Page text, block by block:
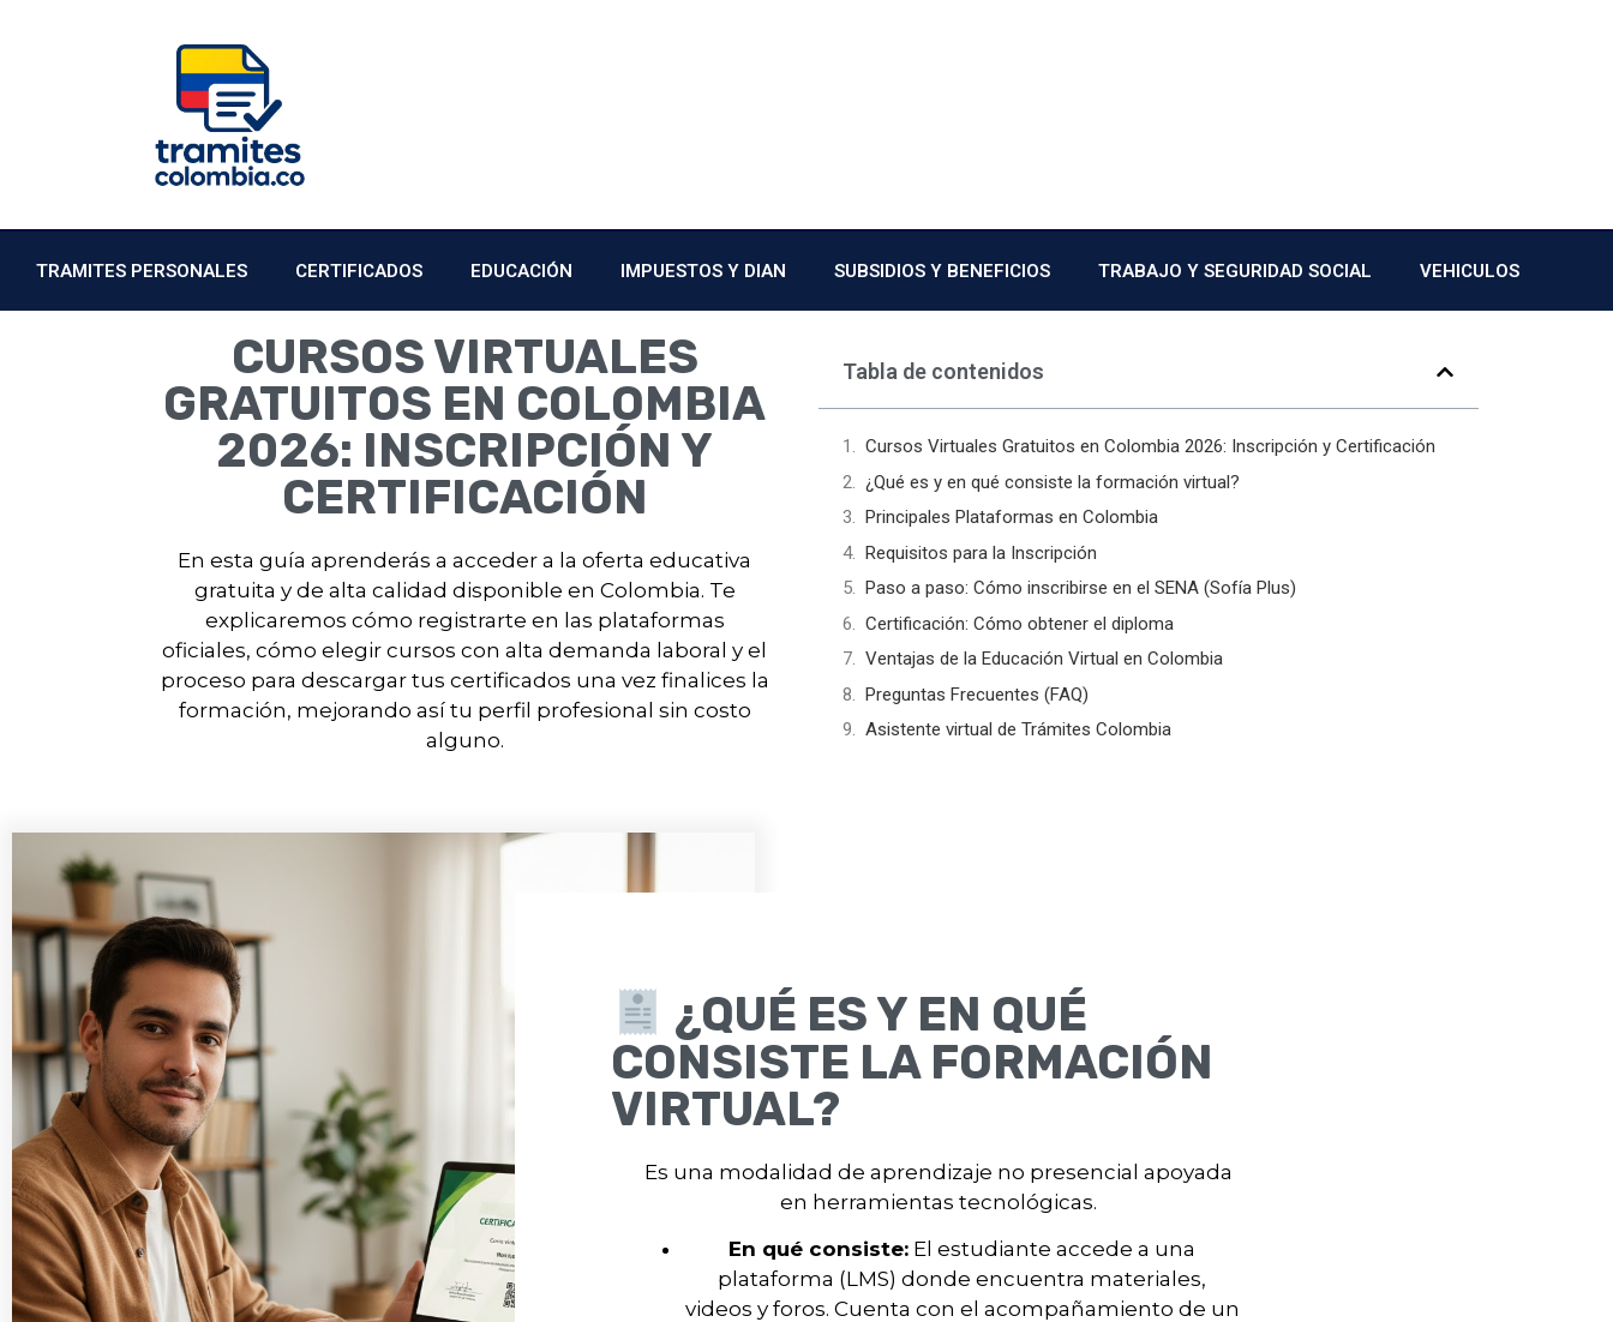
TRAMITES PERSONALES CERTIFICADOS EDUCACIÓN IMPUESTOS Y DIAN SUBSIDIOS Y BENEFICIOS TRABAJO Y SEGURIDAD SOCIAL VEHICULOS
CURSOS VIRTUALES
GRATUITOS EN COLOMBIA
2026: INSCRIPCIÓN Y
CERTIFICACIÓN
En esta guía aprenderás a acceder a la oferta educativa
gratuita y de alta calidad disponible en Colombia. Te
explicaremos cómo registrarte en las plataformas
oficiales, cómo elegir cursos con alta demanda laboral y el
proceso para descargar tus certificados una vez finalices la
formación, mejorando así tu perfil profesional sin costo
alguno.
Tabla de contenidos
Cursos Virtuales Gratuitos en Colombia 2026: Inscripción y Certificación
¿Qué es y en qué consiste la formación virtual?
Principales Plataformas en Colombia
Requisitos para la Inscripción
Paso a paso: Cómo inscribirse en el SENA (Sofía Plus)
Certificación: Cómo obtener el diploma
Ventajas de la Educación Virtual en Colombia
Preguntas Frecuentes (FAQ)
Asistente virtual de Trámites Colombia
¿QUÉ ES Y EN QUÉ
CONSISTE LA FORMACIÓN
VIRTUAL?
Es una modalidad de aprendizaje no presencial apoyada
en herramientas tecnológicas.
En qué consiste: El estudiante accede a una
plataforma (LMS) donde encuentra materiales,
videos y foros. Cuenta con el acompañamiento de un